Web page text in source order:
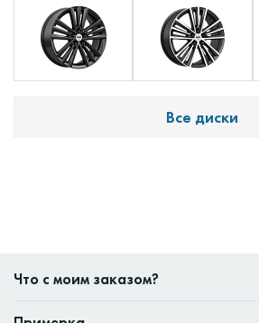
Все диски
Что с моим заказом?